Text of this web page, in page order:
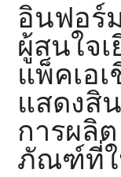
อินฟอร์
ผู้สนใจ
แพ็คเอ
แสดงสิ
การผลิ
ภัณฑ์ที่ใ